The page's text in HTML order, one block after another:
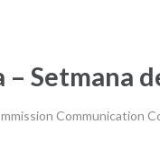
– Setmana
Communication